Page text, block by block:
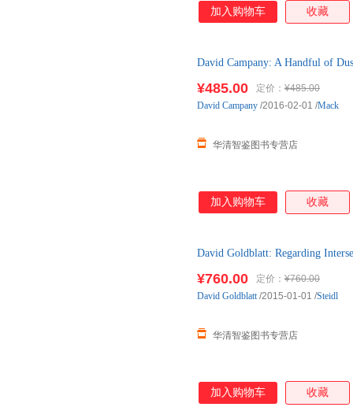
加入购物车 收藏
David Campany: A Handful of
¥485.00 定价： ¥485.00
华清智鉴图书专营店
David Campany /2016-02-01 /Mack
加入购物车 收藏
David Goldblatt: Regarding
¥760.00 定价： ¥760.00
华清智鉴图书专营店
David Goldblatt/2015-01-01 /Steidl
加入购物车 收藏